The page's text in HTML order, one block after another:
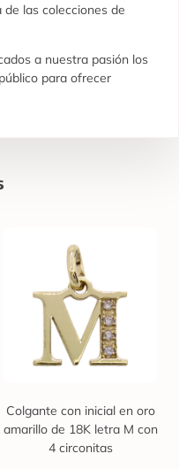
las colecciones de
a nuestra pasión los
para ofrecer
Colgante con inicial en oro
amarillo de 18K letra M con
4 circonitas